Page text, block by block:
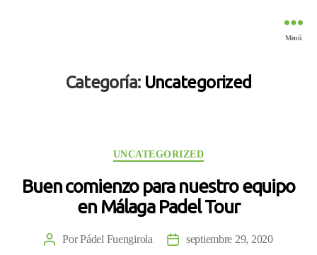
Menú
Categoría: Uncategorized
Categorías
UNCATEGORIZED
Buen comienzo para nuestro equipo
en Málaga Padel Tour
Autor
PorPádel Fuengirola
Fechaseptiembre 29, 2020